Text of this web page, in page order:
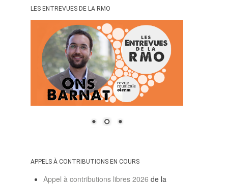
LES ENTREVUES DE LA RMO
APPELS À CONTRIBUTIONS EN COURS
Appel à contributions libres 2026 de la